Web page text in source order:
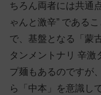
ちろん両者には共通
ゃんと激辛” である
で、基盤となる「蒙
タンメントナリ 辛激
プ麺もあるのですが
ら「中本」を意識し